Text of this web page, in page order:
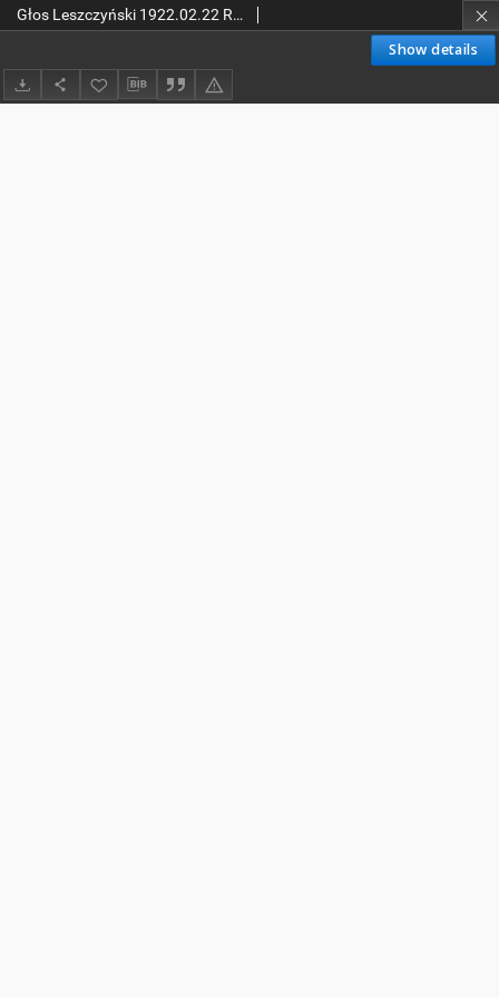
Show details
Głos Leszczyński 1922.02.22 R.3 Nr43